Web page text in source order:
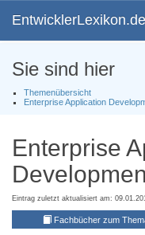
EntwicklerLexikon.de
Sie sind hier
Themenübersicht
Enterprise Application
Enterprise
Eintrag zuletzt aktualisiert am:
Fachbücher zum